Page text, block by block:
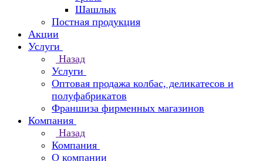
Шашлык
Постная продукция
Акции
Услуги
Назад
Услуги
Оптовая продажа колбас, деликатесов и
полуфабрикатов
Франшиза фирменных магазинов
Компания
Назад
Компания
О компании